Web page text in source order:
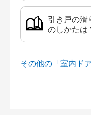
引き戸の滑
のしかたは
その他の「室内ド